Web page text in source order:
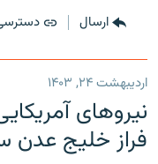
ارسال
اردیبهشت ۲۴, ۱۴۰۳
نیروهای
فراز خلیج عدن